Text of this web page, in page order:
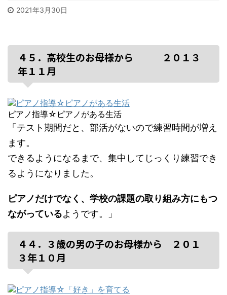
2021年3月30日
４５．高校生のお母様から ２０１３
年１１月
ピアノ指導☆ピアノがある生活
「テスト期間だと、部活がないので練習時間が増え
ます。
できるようになるまで、集中してじっくり練習でき
るようになりました。
ピアノだけでなく、学校の課題の取り組み方にもつ
ながっているようです。」
４４．３歳の男の子のお母様から ２０１
３年１０月